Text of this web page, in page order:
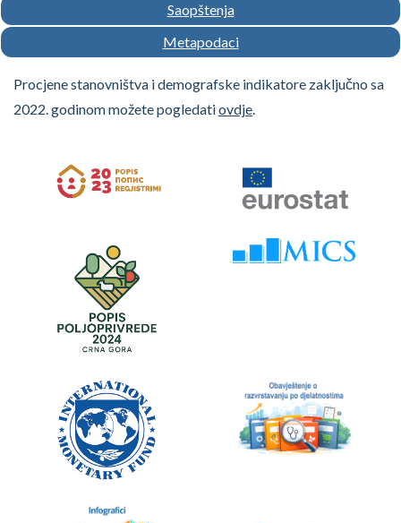
Saopštenja
Metapodaci
Procjene stanovništva i demografske indikatore zaključno sa
2022. godinom možete pogledatiovdje.